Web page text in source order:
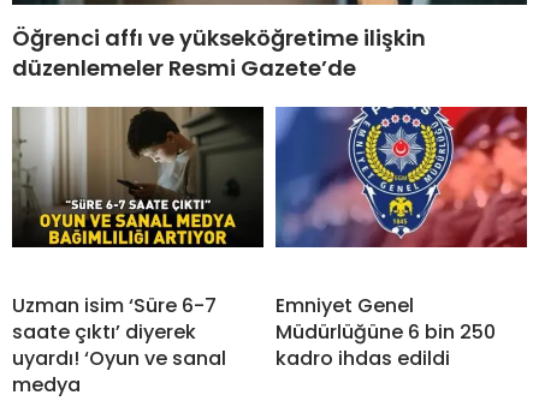
Öğrenci affı ve yükseköğretime ilişkin
düzenlemeler Resmi Gazete’de
Uzman isim ‘Süre 6-7
saate çıktı’ diyerek
uyardı! ‘Oyun ve sanal
medya
Emniyet Genel
Müdürlüğüne 6 bin 250
kadro ihdas edildi